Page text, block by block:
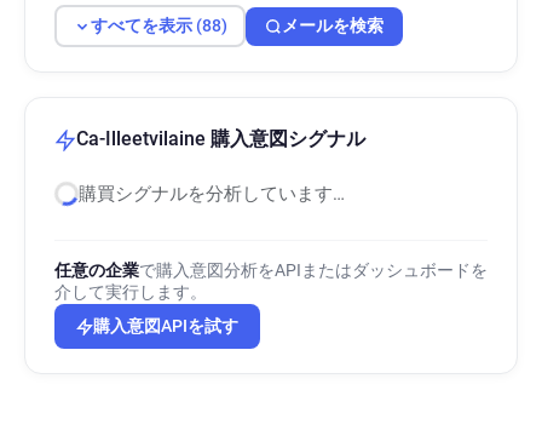
y******@ca-illeetvilaine.fr
k********@ca-illeetvilaine.fr
m*****@ca-illeetvilaine.fr
e*******@ca-illeetvilaine.fr
f*****@ca-illeetvilaine.fr
l*********@ca-illeetvilaine.fr
e********@ca-illeetvilaine.fr
すべてを表示 (88) メールを検索
Ca-Illeetvilaine 購入意図シグナル
購買シグナルを分析しています…
任意の企業で購入意図分析をAPIまたはダッシュボードを
介して実行します。
購入意図APIを試す